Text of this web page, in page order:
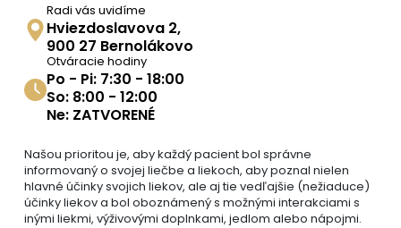
Radi vás uvidíme
Hviezdoslavova 2,
900 27 Bernolákovo
Otváracie hodiny
Po - Pi: 7:30 - 18:00
So: 8:00 - 12:00
Ne: ZATVORENÉ
Našou prioritou je, aby každý pacient bol správne
informovaný o svojej liečbe a liekoch, aby poznal nielen
hlavné účinky svojich liekov, ale aj tie vedľajšie (nežiaduce)
účinky liekov a bol oboznámený s možnými interakciami s
inými liekmi, výživovými doplnkami, jedlom alebo nápojmi.